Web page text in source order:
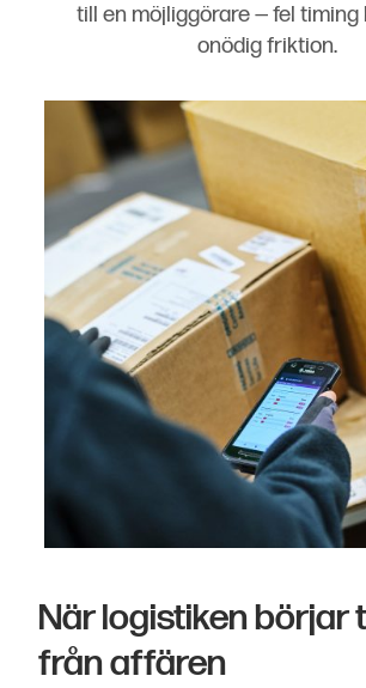
till en möjliggörare — fel timing
onödig friktion.
När logistiken börjar
från affären